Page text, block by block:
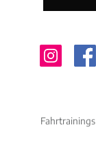
Fahrtrainings